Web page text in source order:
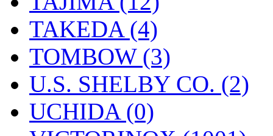
TAKEDA (4)
TOMBOW (3)
U.S. SHELBY CO. (2)
UCHIDA (0)